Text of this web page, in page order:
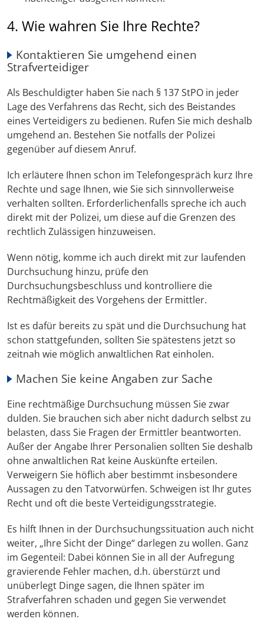
4. Wie wahren Sie Ihre Rechte?
Kontaktieren Sie umgehend einen
Strafverteidiger
Als Beschuldigter haben Sie nach § 137 StPO in jeder
Lage des Verfahrens das Recht, sich des Beistandes
eines Verteidigers zu bedienen. Rufen Sie mich deshalb
umgehend an. Bestehen Sie notfalls der Polizei
gegenüber auf diesem Anruf.
Ich erläutere Ihnen schon im Telefongespräch kurz Ihre
Rechte und sage Ihnen, wie Sie sich sinnvollerweise
verhalten sollten. Erforderlichenfalls spreche ich auch
direkt mit der Polizei, um diese auf die Grenzen des
rechtlich Zulässigen hinzuweisen.
Wenn nötig, komme ich auch direkt mit zur laufenden
Durchsuchung hinzu, prüfe den
Durchsuchungsbeschluss und kontrolliere die
Rechtmäßigkeit des Vorgehens der Ermittler.
Ist es dafür bereits zu spät und die Durchsuchung hat
schon stattgefunden, sollten Sie spätestens jetzt so
zeitnah wie möglich anwaltlichen Rat einholen.
Machen Sie keine Angaben zur Sache
Eine rechtmäßige Durchsuchung müssen Sie zwar
dulden. Sie brauchen sich aber nicht dadurch selbst zu
belasten, dass Sie Fragen der Ermittler beantworten.
Außer der Angabe Ihrer Personalien sollten Sie deshalb
ohne anwaltlichen Rat keine Auskünfte erteilen.
Verweigern Sie höflich aber bestimmt insbesondere
Aussagen zu den Tatvorwürfen. Schweigen ist Ihr gutes
Recht und oft die beste Verteidigungsstrategie.
Es hilft Ihnen in der Durchsuchungssituation auch nicht
weiter, „Ihre Sicht der Dinge“ darlegen zu wollen. Ganz
im Gegenteil: Dabei können Sie in all der Aufregung
gravierende Fehler machen, d.h. überstürzt und
unüberlegt Dinge sagen, die Ihnen später im
Strafverfahren schaden und gegen Sie verwendet
werden können.